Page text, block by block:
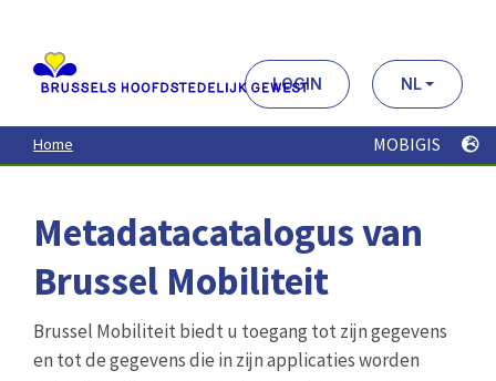
contenu
principal
LOGIN NL
Home MOBIGIS
Metadatacatalogus van
Brussel Mobiliteit
Brussel Mobiliteit biedt u toegang tot zijn gegevens
en tot de gegevens die in zijn applicaties worden